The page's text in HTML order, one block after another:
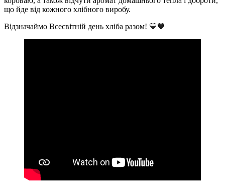
що йде від кожного хлібного виробу.
Відзначаймо Всесвітній день хліба разом! 💛💙